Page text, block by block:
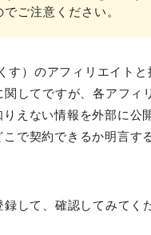
でご注意ください。
す）のアフィリエイトと
関してですが、各アフィ
えない情報を外部に公
こで契約できるか明言す
して、確認してみてく